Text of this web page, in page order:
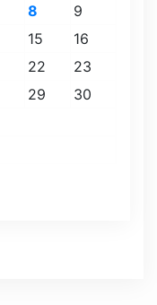
8
9
15
16
22
23
29
30